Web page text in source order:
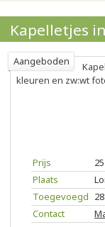
Kapelletjes
Aangeboden
kleuren en zw:wt
Prijs
Plaats
Toegevoegd
Contact